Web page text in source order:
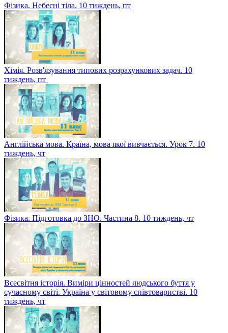
Фізика. Небесні тіла. 10 тиждень, пт
Хімія. Розв'язування типових розрахункових задач. 10
тиждень, пт
Англійська мова. Країна, мова якої вивчається. Урок 7. 10
тиждень, чт
Фізика. Підготовка до ЗНО. Частина 8. 10 тиждень, чт
Всесвітня історія. Виміри цінностей людського буття у
сучасному світі. Україна у світовому співтоваристві. 10
тиждень, чт